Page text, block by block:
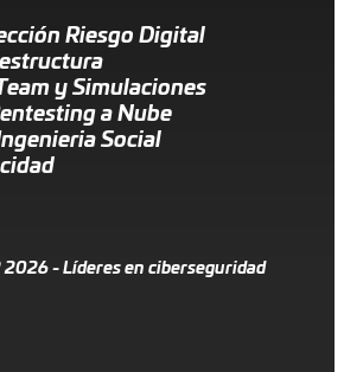
Riesgo Digital
y Simulaciones
a Nube
Social
- Líderes en ciberseguridad